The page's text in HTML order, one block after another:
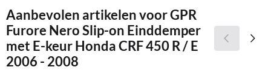
Aanbevolen artikelen voorGPR
Furore Nero Slip-on Einddemper
met E-keur Honda CRF 450 R / E
2006 - 2008